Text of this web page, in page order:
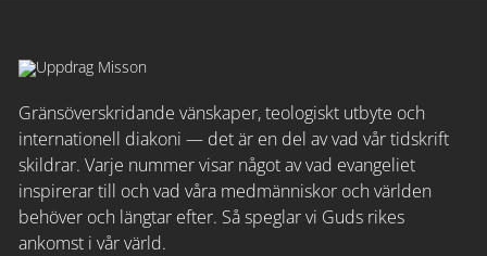
Gränsöverskridande vänskaper, teologiskt utbyte och
internationell diakoni — det är en del av vad vår tidskrift
skildrar. Varje nummer visar något av vad evangeliet
inspirerar till och vad våra medmänniskor och världen
behöver och längtar efter. Så speglar vi Guds rikes
ankomst i vår värld.